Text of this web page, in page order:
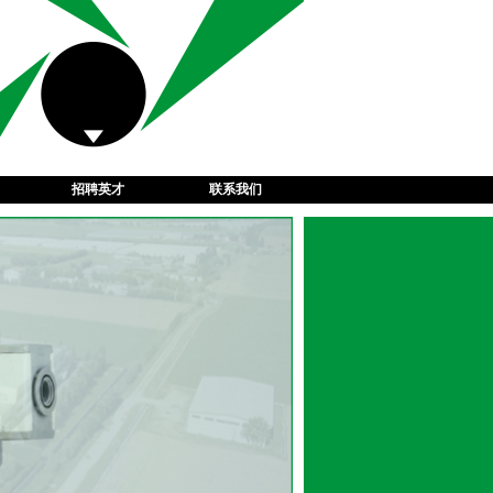
招聘英才 联系我们